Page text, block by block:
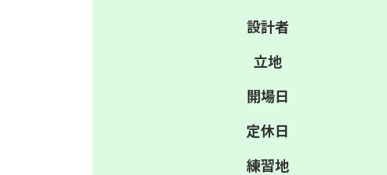
設計者
立地
開場日
定休日
練習地